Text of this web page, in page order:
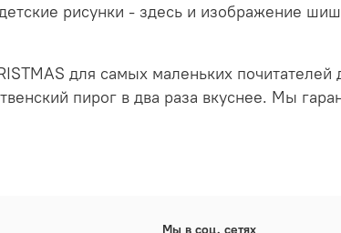
рисунки - здесь и изображение
для самых маленьких почитателей
пирог в два раза вкуснее. Мы
Мы в соц. сетях